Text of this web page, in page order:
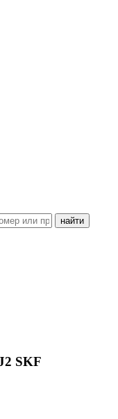
SKF